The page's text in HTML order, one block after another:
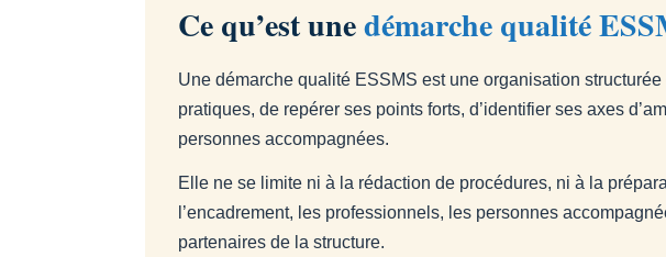
Ce qu’est unedémarche qualité
Une démarche qualité ESSMS est une organisation
pratiques, de repérer ses points forts, d’identifier ses axes
personnes accompagnées.
Elle ne se limite ni à la rédaction de procédures, ni à la
l’encadrement, les professionnels, les personnes
partenaires de la structure.